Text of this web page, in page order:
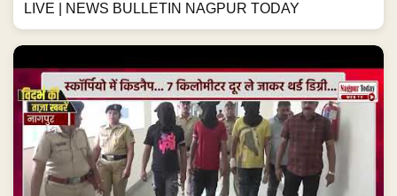
LIVE | NEWS BULLETIN NAGPUR TODAY